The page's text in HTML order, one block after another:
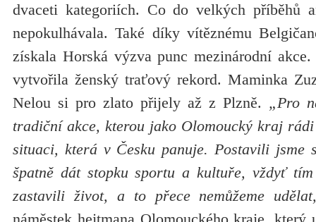
dvaceti kategoriích. Co do velkých příběhů
nepokulhávala. Také díky vítěznému
získala Horská výzva punc mezinárodní
vytvořila ženský traťový rekord. Maminka
Nelou si pro zlato přijely až z Plzně. „Pro
tradiční akce, kterou jako Olomoucký kraj
situaci, která v Česku panuje. Postavili jsme
špatně dát stopku sportu a kultuře, vždyť
zastavili život, a to přece nemůžeme